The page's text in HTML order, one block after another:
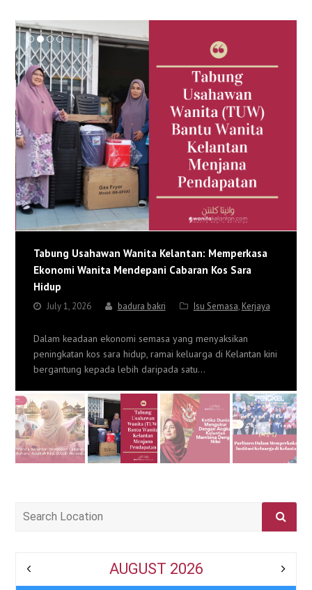
Tabung Usahawan Wanita Kelantan: Memperkasa
Ekonomi Wanita Mendepani Cabaran Kos Sara
Hidup
July 1, 2026 badura bakri Isu Semasa, Kerjaya
Dalam keadaan ekonomi semasa yang menyaksikan
peningkatan kos sara hidup, ramai keluarga di Kelantan kini
bergantung kepada lebih daripada satu…
AUGUST 2026